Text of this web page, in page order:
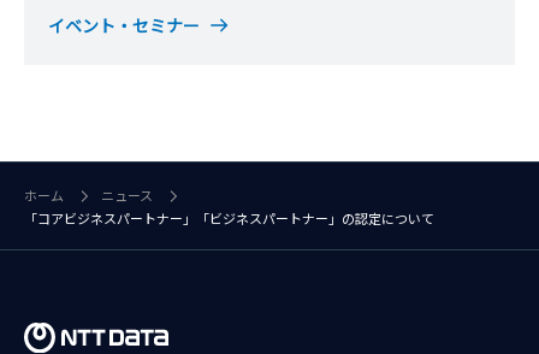
イベント・セミナー
ホーム
ニュース
「コアビジネスパートナー」「ビジネスパートナー」の認定について